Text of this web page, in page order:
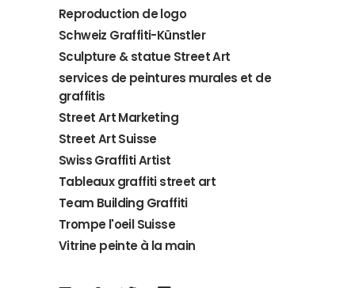
Reproduction de logo
Schweiz Graffiti-Künstler
Sculpture & statue Street Art
services de peintures murales et de
graffitis
Street Art Marketing
Street Art Suisse
Swiss Graffiti Artist
Tableaux graffiti street art
Team Building Graffiti
Trompe l'oeil Suisse
Vitrine peinte à la main